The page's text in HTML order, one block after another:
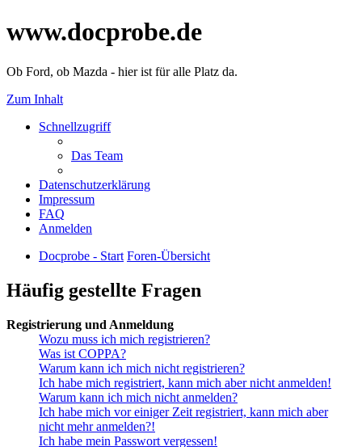
www.docprobe.de
Ob Ford, ob Mazda - hier ist für alle Platz da.
Zum Inhalt
Schnellzugriff
Das Team
Datenschutzerklärung
Impressum
FAQ
Anmelden
Docprobe - Start Foren-Übersicht
Häufig gestellte Fragen
Registrierung und Anmeldung
Wozu muss ich mich registrieren?
Was ist COPPA?
Warum kann ich mich nicht registrieren?
Ich habe mich registriert, kann mich aber nicht anmelden!
Warum kann ich mich nicht anmelden?
Ich habe mich vor einiger Zeit registriert, kann mich aber
nicht mehr anmelden?!
Ich habe mein Passwort vergessen!